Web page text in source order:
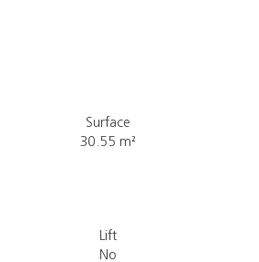
Surface
30.55 m²
Lift
No